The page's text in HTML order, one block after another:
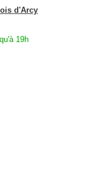
d'Arcy
19h